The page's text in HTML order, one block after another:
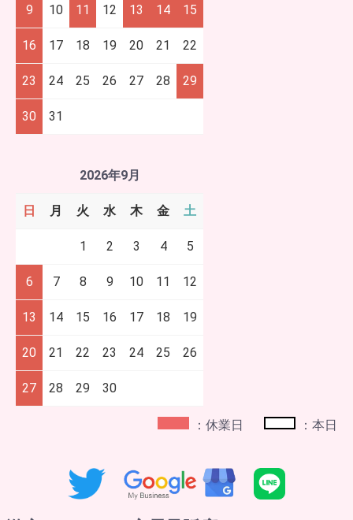
9 10 11 12 13 14 15
16 17 18 19 20 21 22
23 24 25 26 27 28 29
30 31
2026年9月
日 月 火 水 木 金 土
1 2 3 4 5
6 7 8 9 10 11 12
13 14 15 16 17 18 19
20 21 22 23 24 25 26
27 28 29 30
：休業日 ：本日